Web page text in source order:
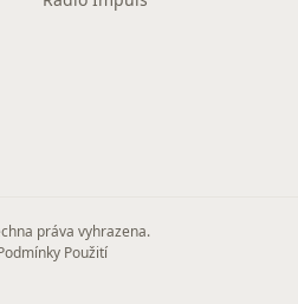
práva vyhrazena.
Použití